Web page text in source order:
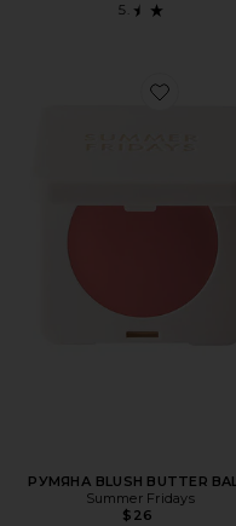
Favorite
РУМЯНА BLUSH BUTTER
Summer Fridays
$26